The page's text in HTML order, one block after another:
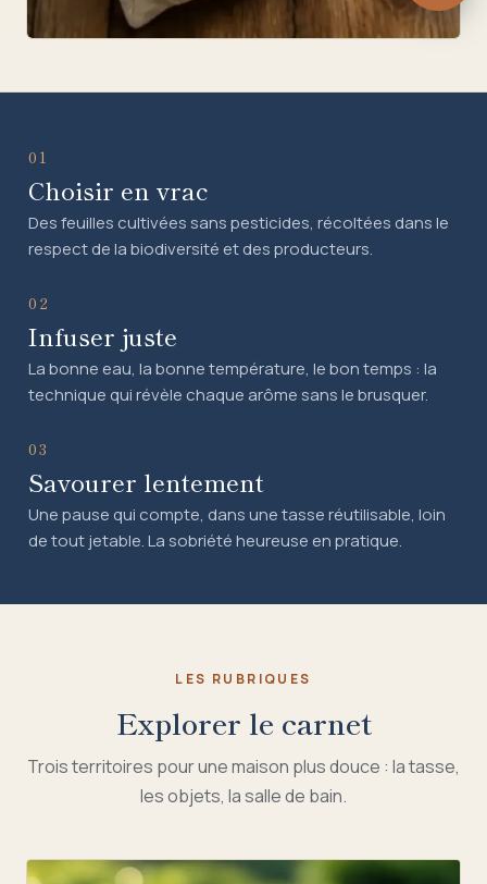
01
Choisir en vrac
Des feuilles cultivées sans pesticides, récoltées dans le
respect de la biodiversité et des producteurs.
02
Infuser juste
La bonne eau, la bonne température, le bon temps : la
technique qui révèle chaque arôme sans le brusquer.
03
Savourer lentement
Une pause qui compte, dans une tasse réutilisable, loin
de tout jetable. La sobriété heureuse en pratique.
LES RUBRIQUES
Explorer le carnet
Trois territoires pour une maison plus douce : la tasse,
les objets, la salle de bain.